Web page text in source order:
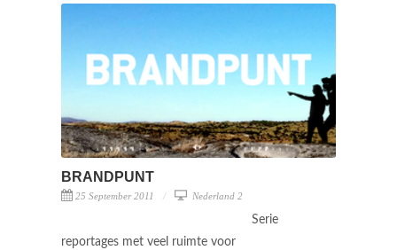
BRANDPUNT
25 September 2011 Nederland 2
Serie
reportages met veel ruimte voor